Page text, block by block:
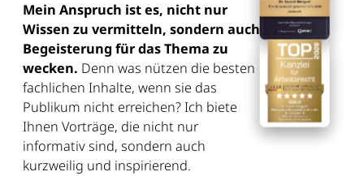
Mein Anspruch ist es, nicht nur
Wissen zu vermitteln, sondern auch
Begeisterung für das Thema zu
wecken. Denn was nützen die besten
fachlichen Inhalte, wenn sie das
Publikum nicht erreichen? Ich biete
Ihnen Vorträge, die nicht nur
informativ sind, sondern auch
kurzweilig und inspirierend.